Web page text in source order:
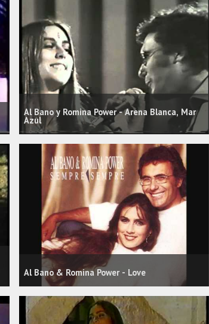
Al Bano y Romina Power - Arena Blanca, Mar
Azul
Al Bano & Romina Power - Love